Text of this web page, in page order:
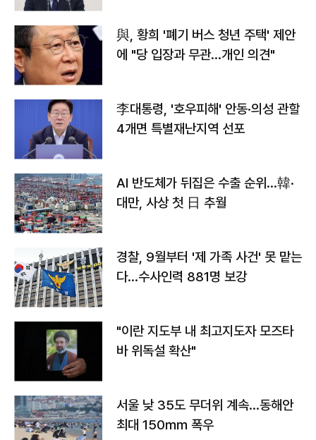
與, 황희 '폐기 버스 청년 주택' 제안
에 "당 입장과 무관…개인 의견"
李대통령, '호우피해' 안동·의성 관할
4개면 특별재난지역 선포
AI 반도체가 뒤집은 수출 순위…韓·
대만, 사상 첫 日 추월
경찰, 9월부터 '제 가족 사건' 못 맡는
다…수사인력 881명 보강
"이란 지도부 내 최고지도자 모즈타
바 위독설 확산"
서울 낮 35도 무더위 계속…동해안
최대 150㎜ 폭우